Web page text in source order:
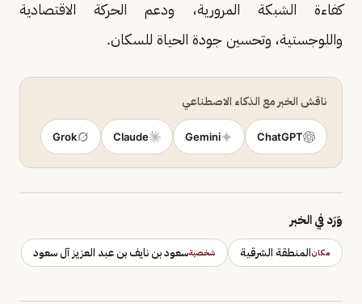
كفاءة الشبكة المرورية، ودعم الحركة الاقتصادية
واللوجستية، وتحسين جودة الحياة للسكان.
ناقش الخبر مع الذكاء الاصطناعي
ChatGPT
Gemini
Claude
Grok
وَرَد في الخبر
مكانالمنطقة الشرقية شخصيةسعود بن نايف بن عبد العزيز آل سعود